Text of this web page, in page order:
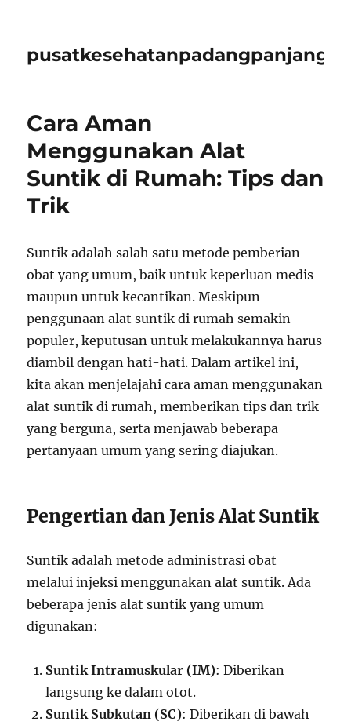
pusatkesehatanpadangpanjangid
Cara Aman
Menggunakan Alat
Suntik di Rumah: Tips dan
Trik
Suntik adalah salah satu metode pemberian
obat yang umum, baik untuk keperluan medis
maupun untuk kecantikan. Meskipun
penggunaan alat suntik di rumah semakin
populer, keputusan untuk melakukannya harus
diambil dengan hati-hati. Dalam artikel ini,
kita akan menjelajahi cara aman menggunakan
alat suntik di rumah, memberikan tips dan trik
yang berguna, serta menjawab beberapa
pertanyaan umum yang sering diajukan.
Pengertian dan Jenis Alat Suntik
Suntik adalah metode administrasi obat
melalui injeksi menggunakan alat suntik. Ada
beberapa jenis alat suntik yang umum
digunakan:
Suntik Intramuskular (IM): Diberikan
langsung ke dalam otot.
Suntik Subkutan (SC): Diberikan di bawah